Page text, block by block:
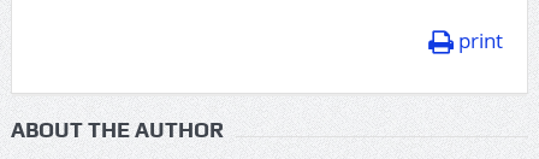
print
ABOUT THE AUTHOR